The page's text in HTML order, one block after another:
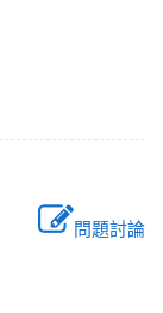
問題討論